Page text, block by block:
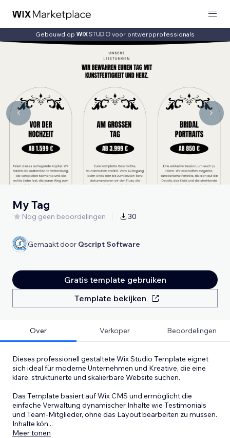
Gebouwd op voor ontwerpprofessionals
My Tag
Nog geen beoordelingen 30
Gemaakt door Qscript Software
Gratis template gebruiken
Template bekijken
Over Verkoper Beoordelingen
Dieses professionell gestaltete Wix Studio Template eignet
sich ideal für moderne Unternehmen und Kreative, die eine
klare, strukturierte und skalierbare Website suchen.
Das Template basiert auf Wix CMS und ermöglicht die
einfache Verwaltung dynamischer Inhalte wie Testimonials
und Team-Mitglieder, ohne das Layout bearbeiten zu müssen.
Inhalte kön...
Meer tonen